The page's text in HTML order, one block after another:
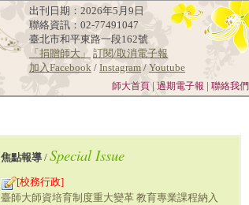
出刊日期：2026年5月9日
聯絡資訊：02-77491047
臺北市和平東路一段162號
「捐贈師大」
訂閱/取消電子報
加入Facebook / Instagram / Youtube
師大首頁 | 過期電子報 | 聯絡我們
焦點報導 / Special Issue
[校務行政]
臺師大師資培育制度重大變革 教育專業課程納入